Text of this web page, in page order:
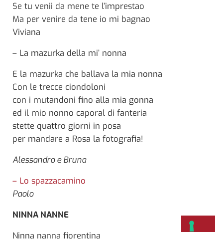
Se tu venii da mene te l’imprestao
Ma per venire da tene io mi bagnao
Viviana
– La mazurka della mi’ nonna
E la mazurka che ballava la mia nonna
Con le trecce ciondoloni
con i mutandoni fino alla mia gonna
ed il mio nonno caporal di fanteria
stette quattro giorni in posa
per mandare a Rosa la fotografia!
Alessandro e Bruna
– Lo spazzacamino
Paolo
NINNA NANNE
Ninna nanna fiorentina